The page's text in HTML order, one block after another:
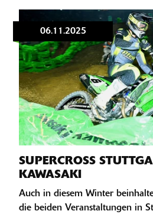
06.11.2025
SUPERCROSS
KAWASAKI
Auch in diesem Winter
die beiden Veranstaltungen in